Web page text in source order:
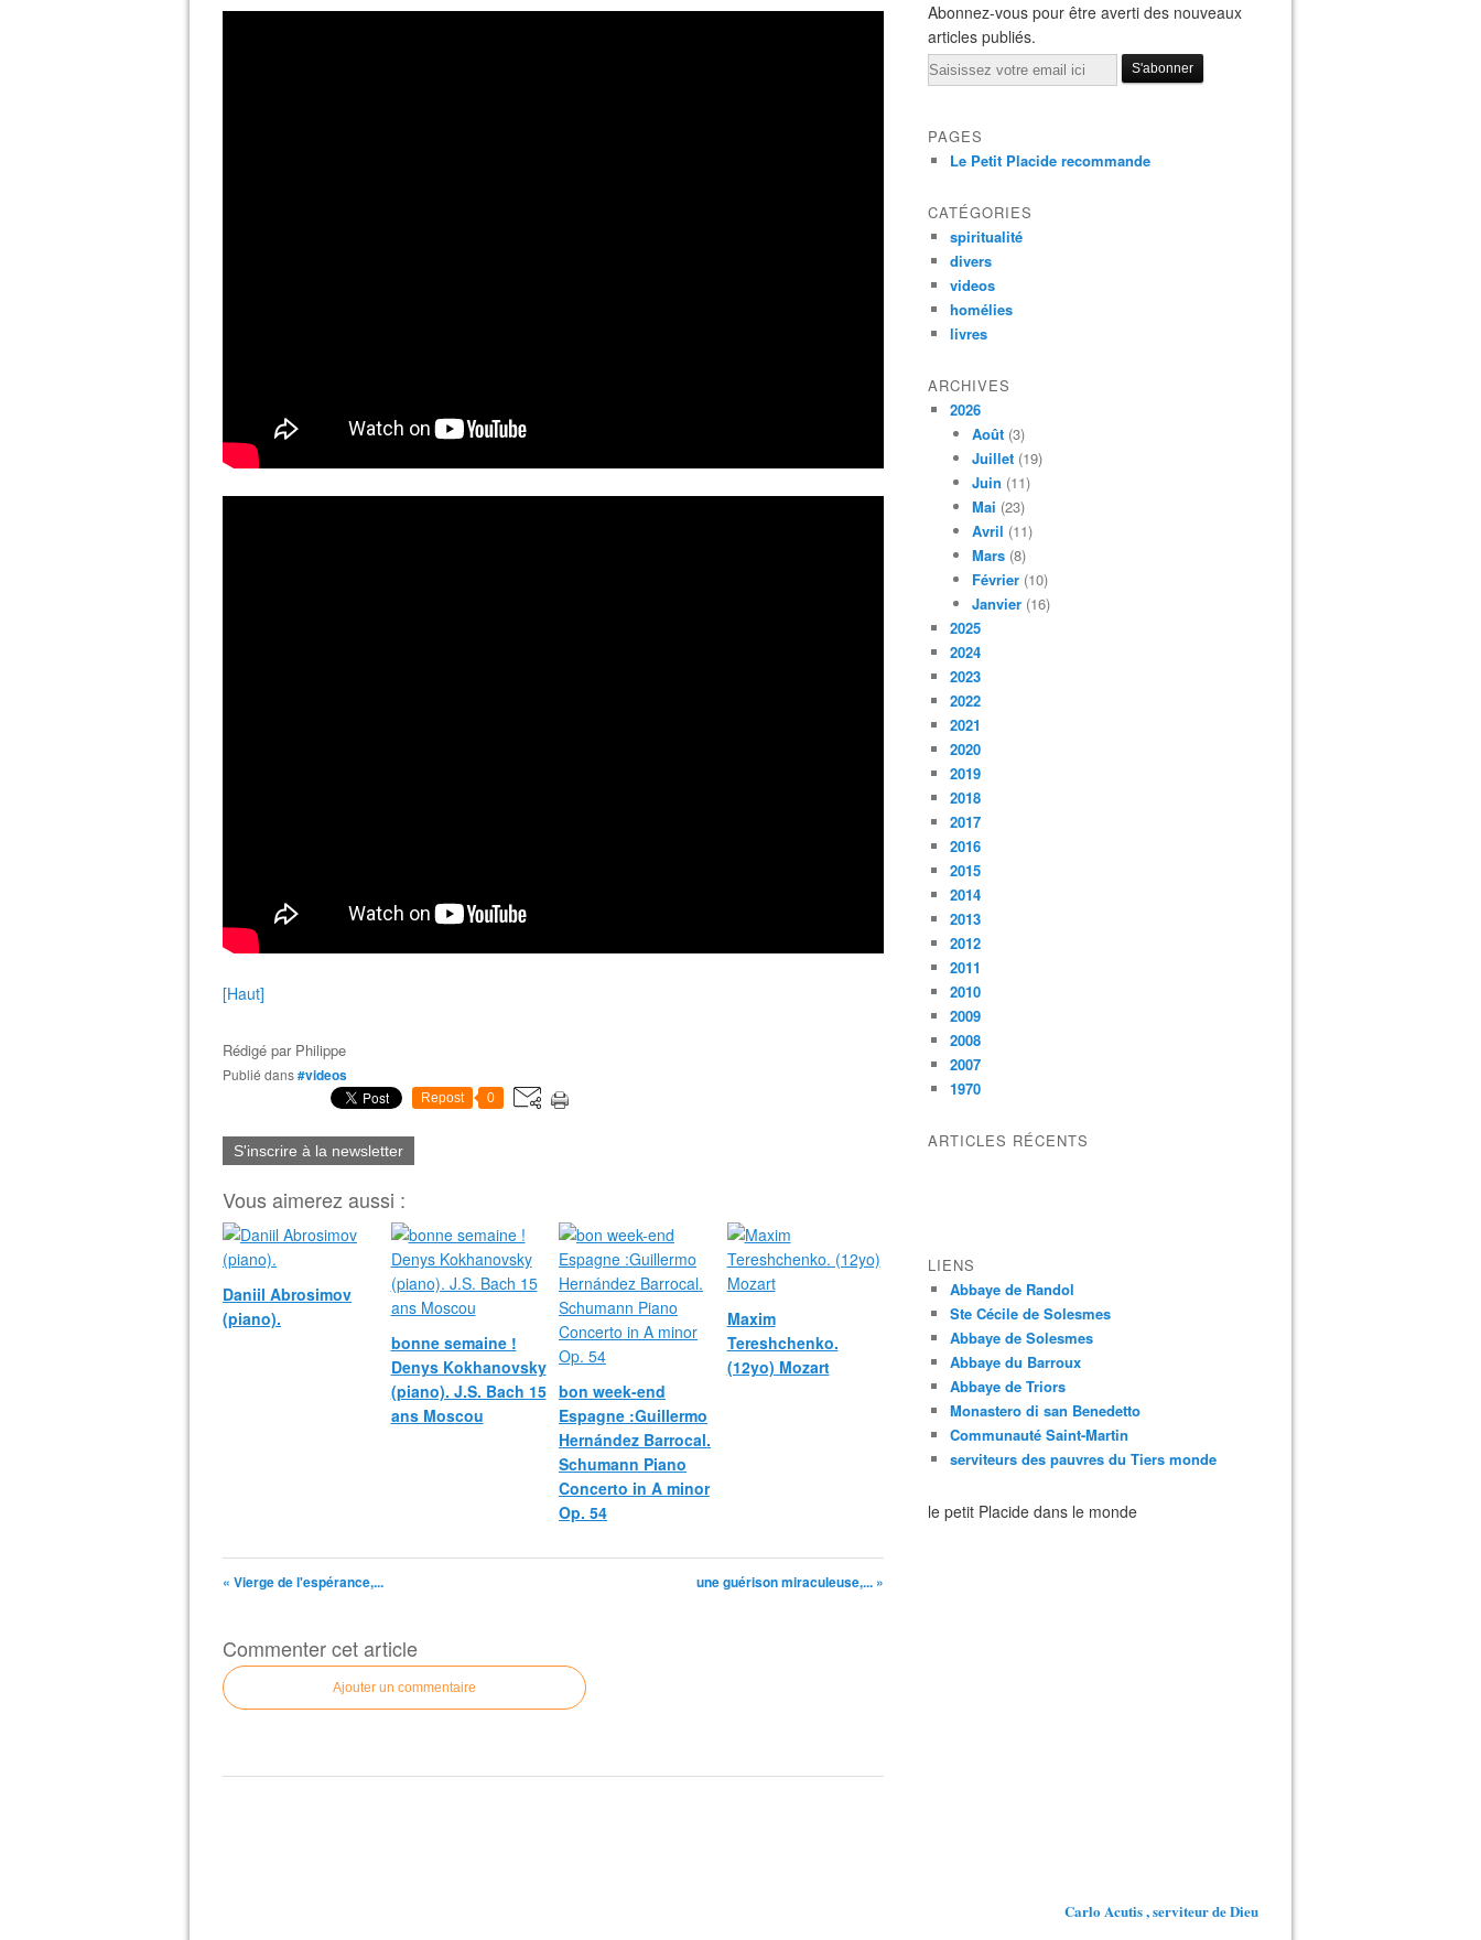
[Haut]
Rédigé par Philippe
Publié dans#videos
Repost 0
S'inscrire à la newsletter
Vous aimerez aussi :
Daniil Abrosimov
(piano).
bonne semaine !
Denys Kokhanovsky
(piano). J.S. Bach 15
ans Moscou
bon week-end
Espagne :Guillermo
Hernández Barrocal.
Schumann Piano
Concerto in A minor
Op. 54
Maxim
Tereshchenko.
(12yo) Mozart
« Vierge de l'espérance,... une guérison miraculeuse,... »
Commenter cet article
Ajouter un commentaire
Abonnez-vous pour être averti des nouveaux
articles publiés.
Email
PAGES
Le Petit Placide recommande
CATÉGORIES
spiritualité
divers
videos
homélies
livres
ARCHIVES
2026
Août (3)
Juillet (19)
Juin (11)
Mai (23)
Avril (11)
Mars (8)
Février (10)
Janvier (16)
2025
2024
2023
2022
2021
2020
2019
2018
2017
2016
2015
2014
2013
2012
2011
2010
2009
2008
2007
1970
ARTICLES RÉCENTS
LIENS
Abbaye de Randol
Ste Cécile de Solesmes
Abbaye de Solesmes
Abbaye du Barroux
Abbaye de Triors
Monastero di san Benedetto
Communauté Saint-Martin
serviteurs des pauvres du Tiers monde
le petit Placide dans le monde
Carlo Acutis , serviteur de Dieu